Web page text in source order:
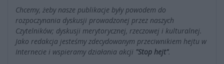
Chcemy, żeby nasze publikacje były powodem do
rozpoczynania dyskusji prowadzonej przez naszych
Czytelników; dyskusji merytorycznej, rzeczowej i kulturalnej.
Jako redakcja jesteśmy zdecydowanym przeciwnikiem hejtu w
Internecie i wspieramy działania akcji "Stop hejt".